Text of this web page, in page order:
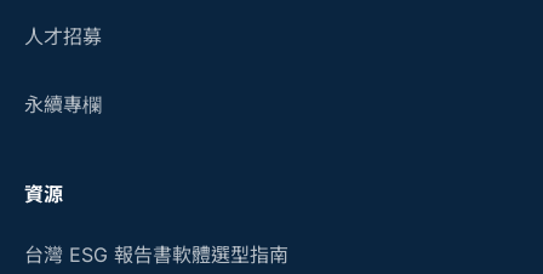
人才招募
永續專欄
資源
台灣 ESG 報告書軟體選型指南